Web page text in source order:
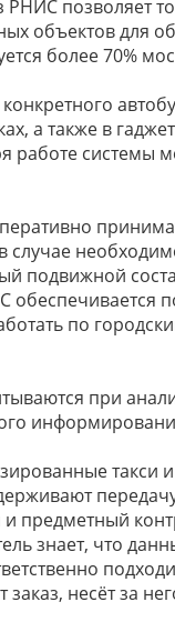
позволяет
объектов для
более 70%
а также в
системы
подвижной
обеспечивается
по
при
предметный
знает, что
несёт за